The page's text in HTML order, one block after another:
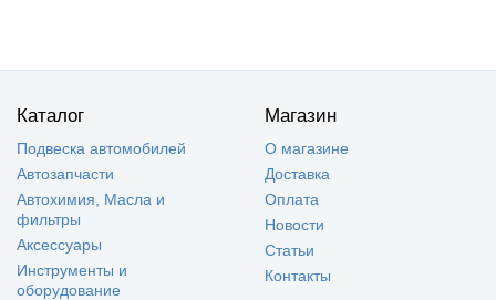
Каталог
Подвеска автомобилей
Автозапчасти
Автохимия, Масла и
фильтры
Аксессуары
Инструменты и
оборудование
Магазин
О магазине
Доставка
Оплата
Новости
Статьи
Контакты